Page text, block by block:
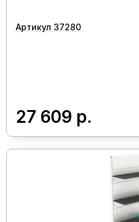
Артикул 37280
27 609 р.